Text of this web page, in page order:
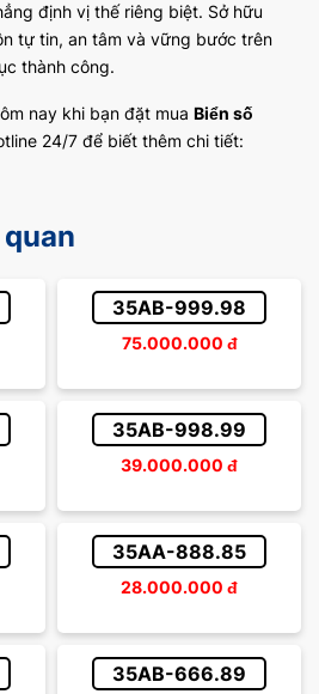
định vị thế riêng biệt. Sở hữu
tự tin, an tâm và vững bước trên
thành công.
nay khi bạn đặt mua Biển số
24/7 để biết thêm chi tiết:
35AB-999.98
75.000.000 đ
35AB-998.99
39.000.000 đ
35AA-888.85
28.000.000 đ
35AB-666.89